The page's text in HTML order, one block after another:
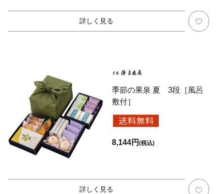
詳しく見る
季節の果泉 夏 3段［風呂
敷付］
8,144円(税込)
詳しく見る